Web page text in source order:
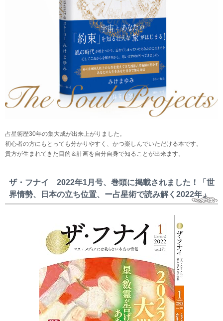
占星術歴30年の集大成が出来上がりました。
初心者の方にもとっても分かりやすく、かつ楽しんでいただける本です。
貴方が生まれてきた目的＆計画を自分自身で知ることが出来ます。
ザ・フナイ 2022年1月号、巻頭に掲載されました！「世
界情勢、日本の立ち位置、ー占星術で読み解く2022年」